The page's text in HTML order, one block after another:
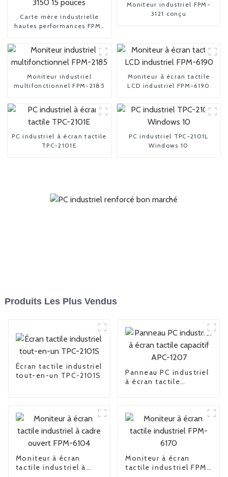
Carte mère industrielle
hautes performances FPM-
Moniteur industriel FPM-
3121 conçu
Moniteur industriel
multifonctionnel FPM-2185
Moniteur à écran tactile
LCD industriel FPM-6190
PC industriel à écran tactile
TPC-2101E
PC industriel TPC-2101L
Windows 10
Produits Les Plus Vendus
Écran tactile industriel
tout-en-un TPC-2101S
Panneau PC industriel
à écran tactile
Moniteur à écran
tactile industriel à
Moniteur à écran
tactile industriel FPM-